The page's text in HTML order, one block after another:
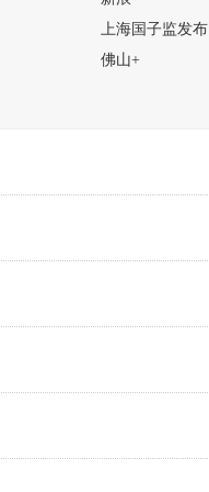
上海国子监发布
佛山+